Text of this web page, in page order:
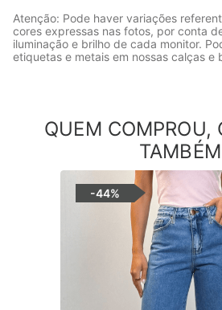
Atenção: Pode haver variações
cores expressas nas fotos, por conta
iluminação e brilho de cada monitor.
etiquetas e metais em nossas calças e
QUEM COMPROU,
TAMBÉM
-44%